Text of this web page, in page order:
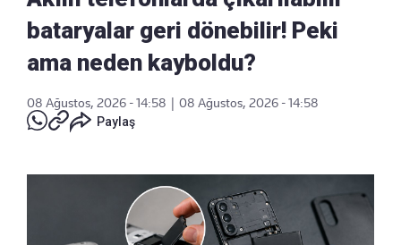
bataryalar geri dönebilir! Peki
ama neden kayboldu?
08 Ağustos, 2026 - 14:58
08 Ağustos, 2026 - 14:58
Paylaş